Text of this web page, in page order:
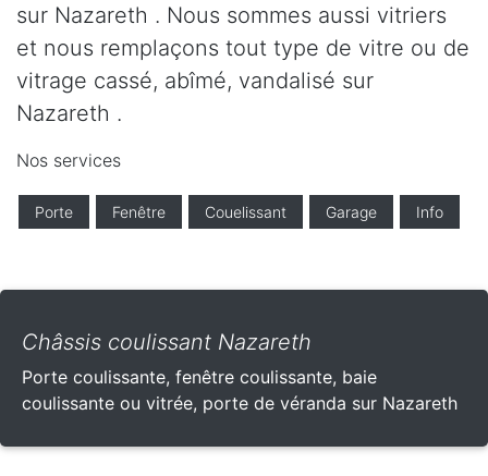
sur Nazareth . Nous sommes aussi vitriers
et nous remplaçons tout type de vitre ou de
vitrage cassé, abîmé, vandalisé sur
Nazareth .
Nos services
Porte Fenêtre Couelissant Garage Info
Châssis coulissant Nazareth
Porte coulissante, fenêtre coulissante, baie
coulissante ou vitrée, porte de véranda sur Nazareth